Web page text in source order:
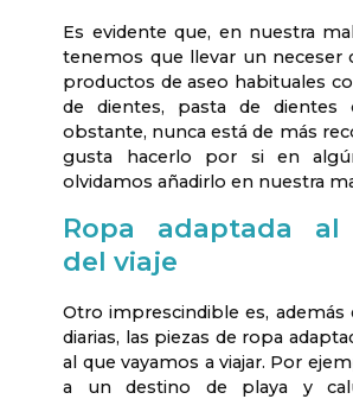
Es evidente que, en nuestra
tenemos que llevar un neceser
productos de aseo habituales
de dientes, pasta de dientes
obstante, nunca está de más
gusta hacerlo por si en
olvidamos añadirlo en nuestra
Ropa adaptada al
del viaje
Otro imprescindible es, además
diarias, las piezas de ropa
al que vayamos a viajar. Por
a un destino de playa y